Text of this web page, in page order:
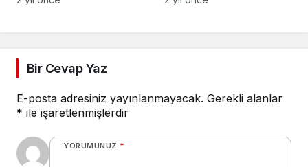
Bir Cevap Yaz
E-posta adresiniz yayınlanmayacak. Gerekli alanlar
* ile işaretlenmişlerdir
YORUMUNUZ *